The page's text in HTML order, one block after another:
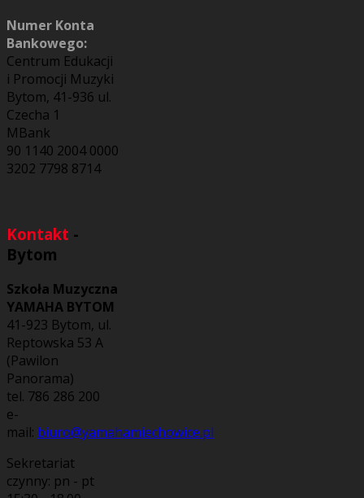
Numer Konta
Bankowego:
Centrum Edukacji
i Promocji Muzyki
Bytom, 41-936 ul.
Czecha 1
MBank
90 1140 2004 0000
3202 7798 8714
Kontakt -
Bytom
Szkoła Muzyczna
YAMAHA BYTOM
41-923 Bytom, ul.
Reptowska 53 A
(Pawilon
Panorama)
tel. 786 286 200
e-
mail: biuro@yamahamiechowice.pl
Sekretariat
czynny: pn - pt